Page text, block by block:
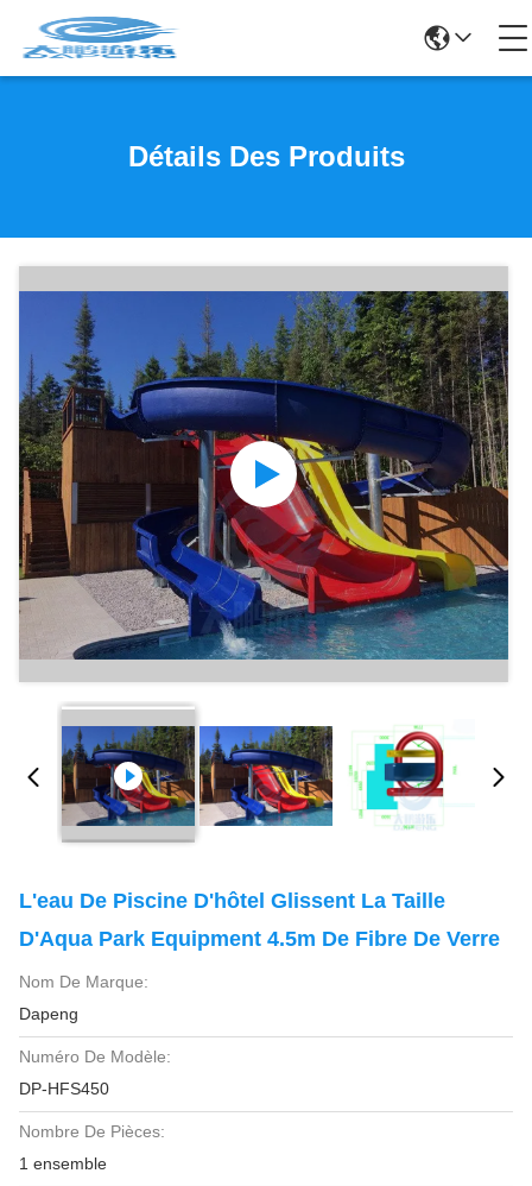
Détails Des Produits
L'eau De Piscine D'hôtel Glissent La Taille
D'Aqua Park Equipment 4.5m De Fibre De Verre
Nom De Marque:
Dapeng
Numéro De Modèle:
DP-HFS450
Nombre De Pièces:
1 ensemble